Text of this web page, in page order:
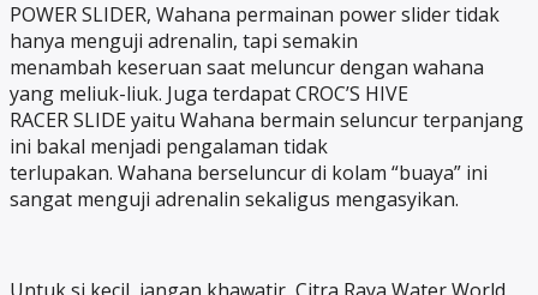
POWER SLIDER, Wahana permainan power slider tidak
hanya menguji adrenalin, tapi semakin
menambah keseruan saat meluncur dengan wahana
yang meliuk-liuk. Juga terdapat CROC’S HIVE
RACER SLIDE yaitu Wahana bermain seluncur terpanjang
ini bakal menjadi pengalaman tidak
terlupakan. Wahana berseluncur di kolam “buaya” ini
sangat menguji adrenalin sekaligus mengasyikan.